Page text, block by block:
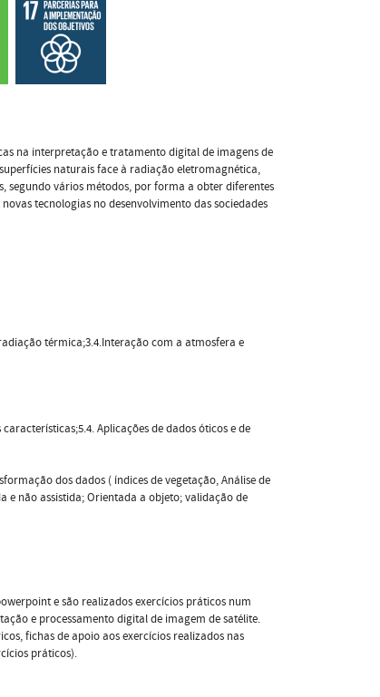
na interpretação e tratamento digital de imagens de
naturais face à radiação eletromagnética,
segundo vários métodos, por forma a obter diferentes
tecnologias no desenvolvimento das sociedades
térmica;3.4.Interação com a atmosfera e
Aplicações de dados óticos e de
dos dados ( índices de vegetação, Análise de
e não assistida; Orientada a objeto; validação de
e são realizados exercícios práticos num
e processamento digital de imagem de satélite.
fichas de apoio aos exercícios realizados nas
práticos).